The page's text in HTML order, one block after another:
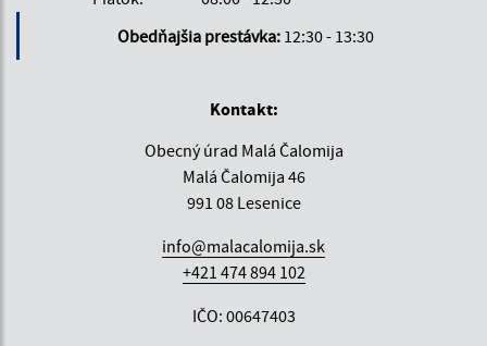
Obedňajšia prestávka: 12:30 - 13:30
Kontakt:
Obecný úrad Malá Čalomija
Malá Čalomija 46
991 08 Lesenice
info@malacalomija.sk
+421 474 894 102
IČO: 00647403